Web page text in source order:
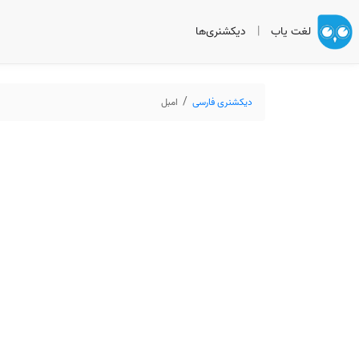
لغت یاب | دیکشنری‌ها
دیکشنری فارسی امبل